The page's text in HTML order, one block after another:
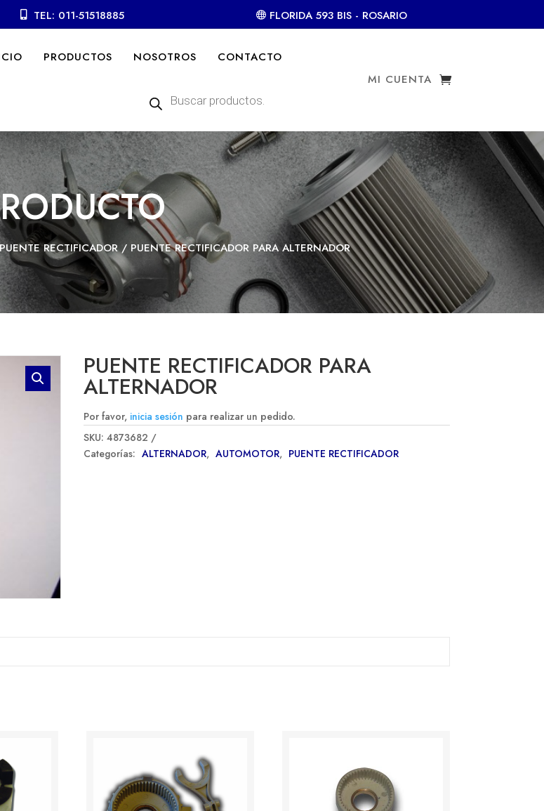
TEL: 011-51518885 FLORIDA 593 BIS - ROSARIO
PRODUCTOS NOSOTROS CONTACTO
productos
MI CUENTA
PUENTE RECTIFICADOR/ PUENTE RECTIFICADOR PARA ALTERNADOR
PUENTE RECTIFICADOR PARA
ALTERNADOR
Por favor, inicia sesión para realizar un pedido.
SKU:4873682
Categorías: ALTERNADOR, AUTOMOTOR, PUENTE RECTIFICADOR